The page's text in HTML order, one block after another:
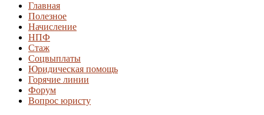
Главная
Полезное
Начисление
НПФ
Стаж
Соцвыплаты
Юридическая помощь
Горячие линии
Форум
Вопрос юристу